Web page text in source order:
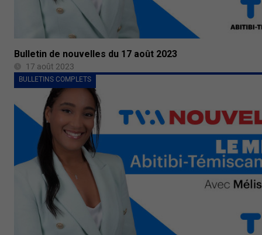
Bulletin de nouvelles du 17 août 2023
17 août 2023
BULLETINS COMPLETS